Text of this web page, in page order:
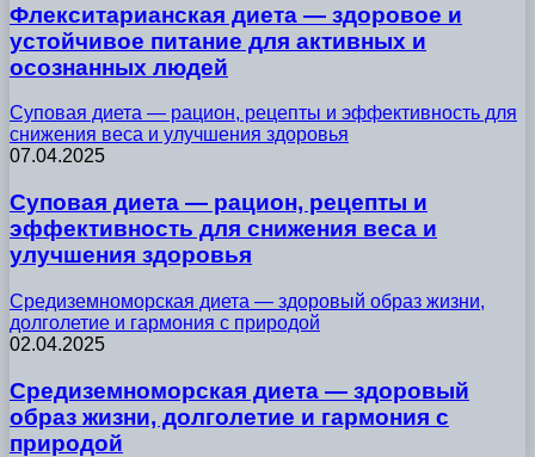
Флекситарианская диета — здоровое и
устойчивое питание для активных и
осознанных людей
Суповая диета — рацион, рецепты и эффективность для
снижения веса и улучшения здоровья
07.04.2025
Суповая диета — рацион, рецепты и
эффективность для снижения веса и
улучшения здоровья
Средиземноморская диета — здоровый образ жизни,
долголетие и гармония с природой
02.04.2025
Средиземноморская диета — здоровый
образ жизни, долголетие и гармония с
природой